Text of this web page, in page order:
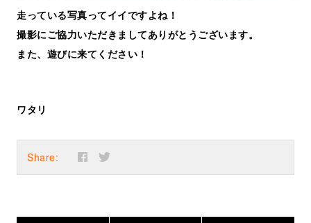
走っている写真ってイイですよね！
撮影にご協力いただきましてありがとうございます。
また、遊びに来てください！
ワタリ
Share: